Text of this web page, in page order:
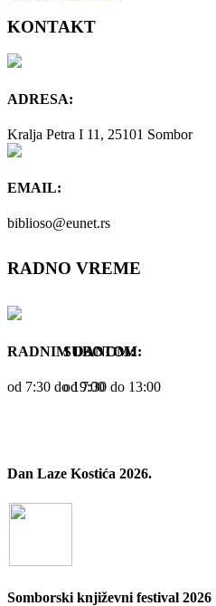
KONTAKT
ADRESA:
Kralja Petra I 11, 25101 Sombor
EMAIL:
biblioso@eunet.rs
RADNO VREME
RADNIM DANOM:
od 7:30 dо 19:00
SUBOTOM:
od 7:30 dо 13:00
Dan Laze Kostića 2026.
Somborski književni festival 2026